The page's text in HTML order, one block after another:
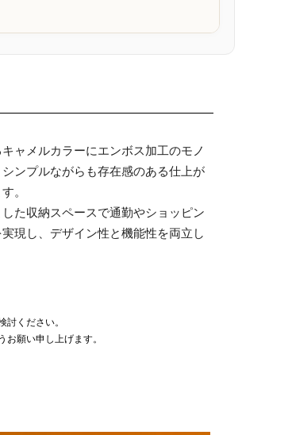
ャメルカラーにエンボス加工のモノ
ンプルながらも存在感のある仕上が
。
た収納スペースで通勤やショッピン
現し、デザイン性と機能性を両立し
ください。
願い申し上げます。